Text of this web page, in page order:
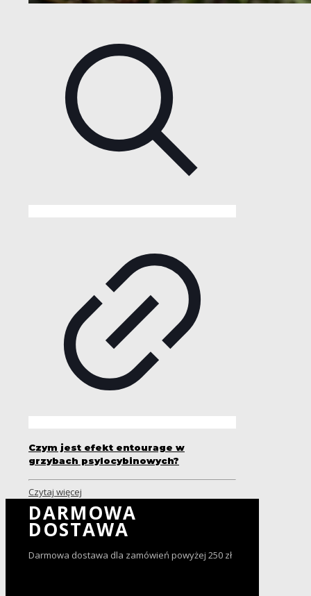
Czym jest efekt entourage w
grzybach psylocybinowych?
Czytaj więcej
DARMOWA
DOSTAWA
Darmowa dostawa dla zamówień powyżej 250 zł